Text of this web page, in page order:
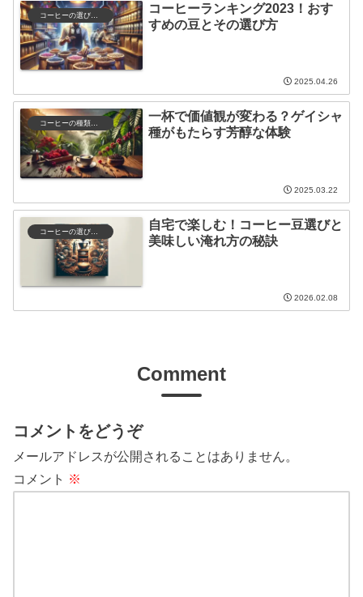
コーヒーの選び方と保存
コーヒーランキング2023！おす
すめの豆とその選び方
2025.04.26
コーヒーの種類と特徴
一杯で価値観が変わる？ゲイシャ
種がもたらす芳醇な体験
2025.03.22
自宅で楽しむ！コーヒー豆選びと
美味しい淹れ方の秘訣
2026.02.08
Comment
コメントをどうぞ
メールアドレスが公開されることはありません。
コメント ※